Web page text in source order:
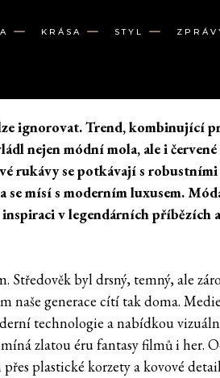
KRÁSA STYL
ignorovat. Trend, kombinující
nejen módní mola, ale i červené
rukávy se potkávají s robustními
mísí s moderním luxusem.
v legendárních příbězích
Středověk byl drsný, temný, ale
naše generace cítí tak doma.
technologie a nabídkou
zlatou éru fantasy filmů i her.
plastické korzety a kovové